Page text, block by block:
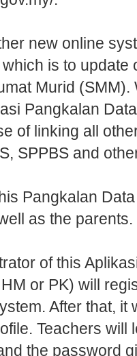
new online
which is to update
Murid
Pangkalan
of linking all
SPPBS and
Pangkalan
as the parents.
of this
or PK) will
After that,
Teachers will
the password